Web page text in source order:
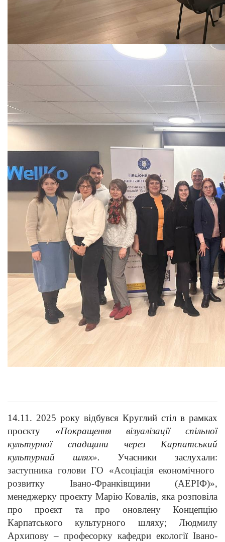
14.11. 2025 року відбувся Круглий стіл в рамках
проєкту «Покращення візуалізації спільної
культурної спадщини через Карпатський
культурний шлях». Учасники заслухали:
заступника голови ГО «Асоціація економічного
розвитку Івано-Франківщини (АЕРІФ)»,
менеджерку проєкту Марію Ковалів, яка розповіла
про проєкт та про оновлену Концепцію
Карпатського культурного шляху; Людмилу
Архипову – професорку кафедри екології Івано-